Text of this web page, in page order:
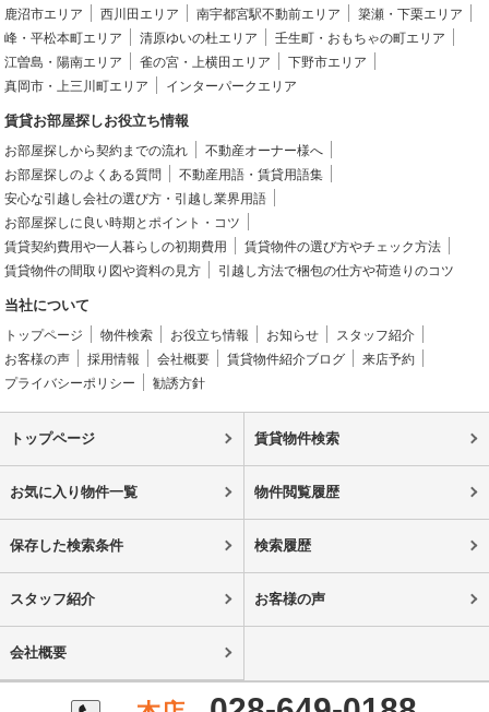
鹿沼市エリア
西川田エリア 南宇都宮駅不動前エリア
簗瀬・下栗エリア
峰・平松本町エリア
清原ゆいの杜エリア
壬生町・おもちゃの町エリア
江曽島・陽南エリア
雀の宮・上横田エリア
下野市エリア
真岡市・上三川町エリア
インターパークエリア
賃貸お部屋探しお役立ち情報
お部屋探しから契約までの流れ
不動産オーナー様へ
お部屋探しのよくある質問
不動産用語・賃貸用語集
安心な引越し会社の選び方・引越し業界用語
お部屋探しに良い時期とポイント・コツ
賃貸契約費用や一人暮らしの初期費用
賃貸物件の選び方やチェック方法
賃貸物件の間取り図や資料の見方
引越し方法で梱包の仕方や荷造りのコツ
当社について
トップページ 物件検索 お役立ち情報 お知らせ
スタッフ紹介
お客様の声
採用情報 会社概要 賃貸物件紹介ブログ
来店予約
プライバシーポリシー
勧誘方針
トップページ 賃貸物件検索
お気に入り物件一覧 物件閲覧履歴
保存した検索条件 検索履歴
スタッフ紹介 お客様の声
会社概要